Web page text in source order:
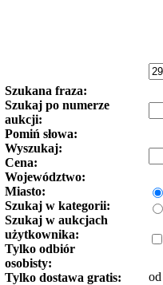
Szukana fraza:
Szukaj po numerze
aukcji:
Pomiń słowa:
Wyszukaj:
Cena:
Województwo:
Miasto:
Szukaj w kategorii:
Szukaj w aukcjach
użytkownika:
Tylko odbiór
osobisty:
Tylko dostawa gratis:
od